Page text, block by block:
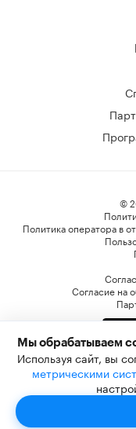
Мы обрабатываем
Используя сайт, вы
метрическими
©
Политика оператора в
Согласие на
* Компания Meta Platforms
деятельность запрещена на
ее продуктами. Реализация